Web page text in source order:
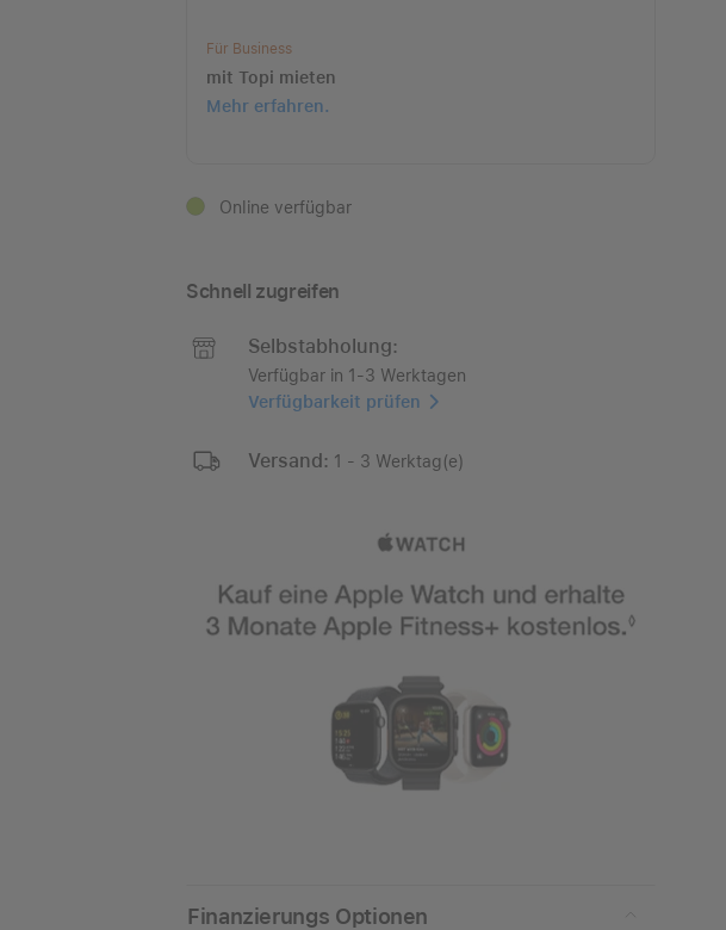
Für Business
mit Topi mieten
Mehr erfahren.
Online verfügbar
Schnell zugreifen
Selbstabholung:
Verfügbar in 1-3 Werktagen
Verfügbarkeit prüfen
Versand: 1 - 3 Werktag(e)
Finanzierungs Optionen